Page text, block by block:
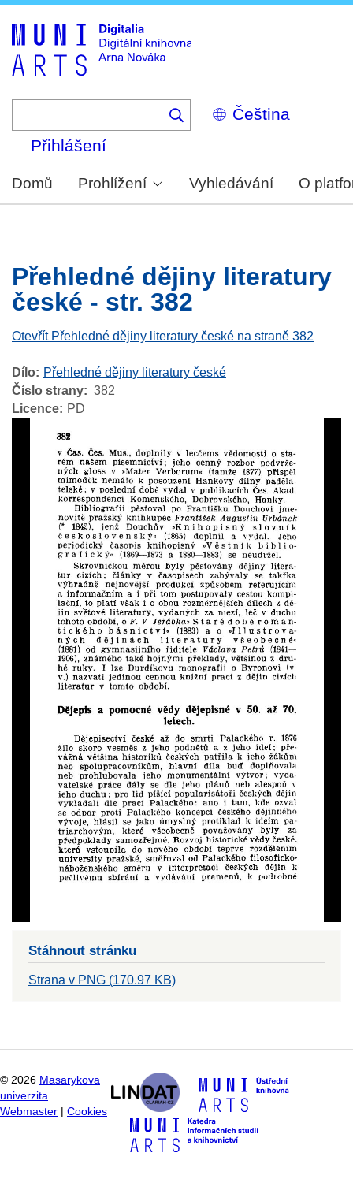
Select
your
Přihlášení
Domů Prohlížení Vyhledávání O
Přehledné dějiny literatury
české - str. 382
Otevřít Přehledné dějiny literatury české na straně 382
Dílo
Přehledné dějiny literatury české
Číslo strany
382
Licence
PD
Stáhnout stránku
Strana v PNG (170.97 KB)
© 2026 Masarykova
univerzita
Webmaster
Cookies